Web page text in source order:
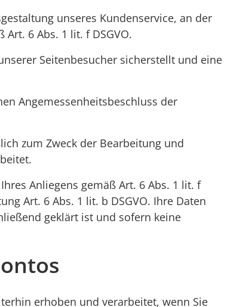
unseres Kundenservice, an der
6 Abs. 1 lit. f DSGVO.
Seitenbesucher sicherstellt und eine
Angemessenheitsbeschluss der
zum Zweck der Bearbeitung und
Anliegens gemäß Art. 6 Abs. 1 lit. f
Art. 6 Abs. 1 lit. b DSGVO. Ihre Daten
geklärt ist und sofern keine
erhoben und verarbeitet, wenn Sie